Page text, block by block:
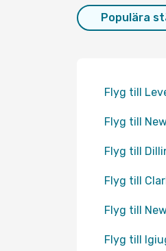
Populära
Flyg till
Flyg till
Flyg till
Flyg till
Flyg till
Flyg till